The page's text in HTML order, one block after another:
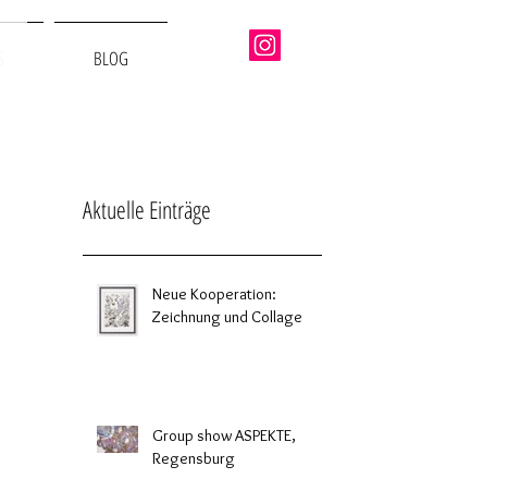
BLOG
Aktuelle Einträge
Neue Kooperation:
Zeichnung und Collage
Group show ASPEKTE,
Regensburg